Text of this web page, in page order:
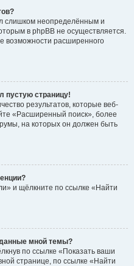
слишком неопределённым и
в phpBB не осуществляется.
возможности расширенного
пустую страницу!
результатов, которые веб-
«Расширенный поиск», более
на которых он должен быть
и щёлкните по ссылке «Найти
мной темы?
по ссылке «Показать ваши
странице, по ссылке «Найти